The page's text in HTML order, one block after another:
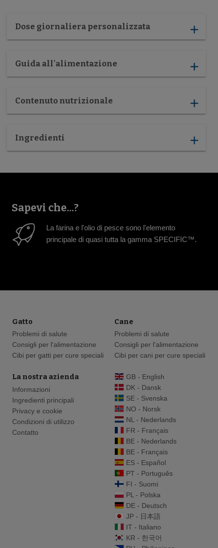
Dose giornaliera personalizzata add
Guida all'alimentazione add
Contenuto nutrizionale add
Ingredienti add
Sapevi che...?
La farina e l'olio di pesce sono l'elemento
principale di quasi tutta la gamma SPECIFIC™.
Gatto
Problemi di salute
Consigli per l'alimentazione
Cibi per gatti per cure speciali
Cane
Problemi di salute
Consigli per l'alimentazione
Cibi per cani per cure speciali
La nostra azienda
Informazioni
Ingredienti principali
Privacy e cookie
Condizioni di utilizzo
Contatto
GB - English
DK - Dansk
SE - Svenska
NO - Norsk
NL - Nederlands
FR - Français
BE - Nederlands
BE - Français
ES - Español
PT - Português
FI - Suomi
PL - Polska
DE - Deutsch
JP - 日本語
IT - Italiano
KR - 한국어